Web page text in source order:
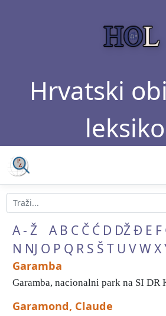
Hrvatski
A - Ž A B C Č Ć D DŽĐ E F
N NJ O P Q R S Š T U VW X
Garamba
Garamba, nacionalni park na SI DR
Garamond, Claude